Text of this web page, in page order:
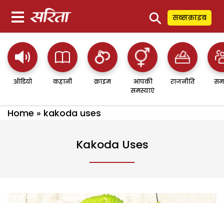
⚲ सब्सक्राइब
ऑडियो कहानी क्राइम
आपकी
समस्याएं
राजनीति
Home » kakoda uses
Kakoda Uses